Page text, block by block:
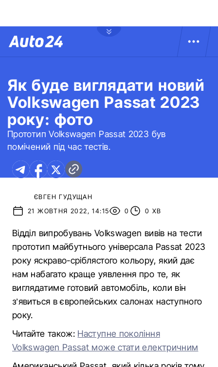
Як буде виглядати новий
Volkswagen Passat 2023
року: фото
Прототип Volkswagen Passat 2023 був
помічений під час тестів.
ЄВГЕН ГУДУЩАН
21 ЖОВТНЯ 2022, 14:15
0 0 ХВ
Відділ випробувань Volkswagen вивів на тести
прототип майбутнього універсала Passat 2023
року яскраво-сріблястого кольору, який дає
нам набагато краще уявлення про те, як
виглядатиме готовий автомобіль, коли він
з’явиться в європейських салонах наступного
року.
Читайте також: Наступне покоління
Volkswagen Passat може стати електричним